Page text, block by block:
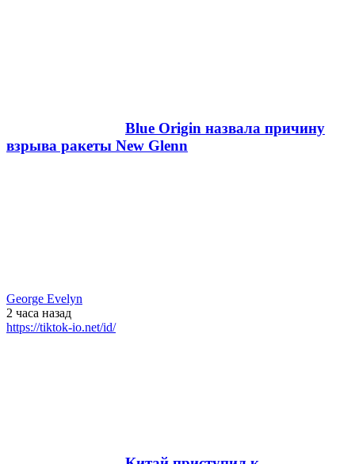
Blue Origin назвала причину
взрыва ракеты New Glenn
George Evelyn
2 часа назад
https://tiktok-io.net/id/